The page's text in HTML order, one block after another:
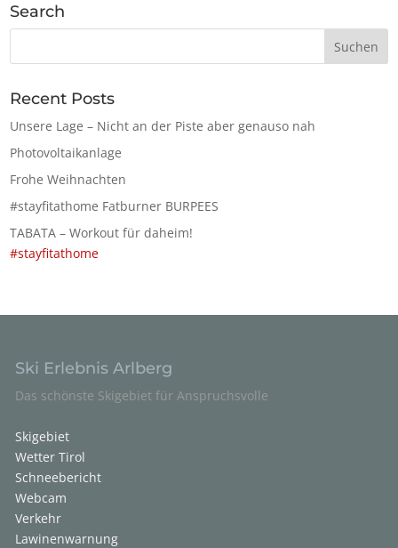
Search
Recent Posts
Unsere Lage – Nicht an der Piste aber genauso nah
Photovoltaikanlage
Frohe Weihnachten
#stayfitathome Fatburner BURPEES
TABATA – Workout für daheim!
#stayfitathome
Ski Erlebnis Arlberg
Das schönste Skigebiet für Anspruchsvolle
Skigebiet
Wetter Tirol
Schneebericht
Webcam
Verkehr
Lawinenwarnung